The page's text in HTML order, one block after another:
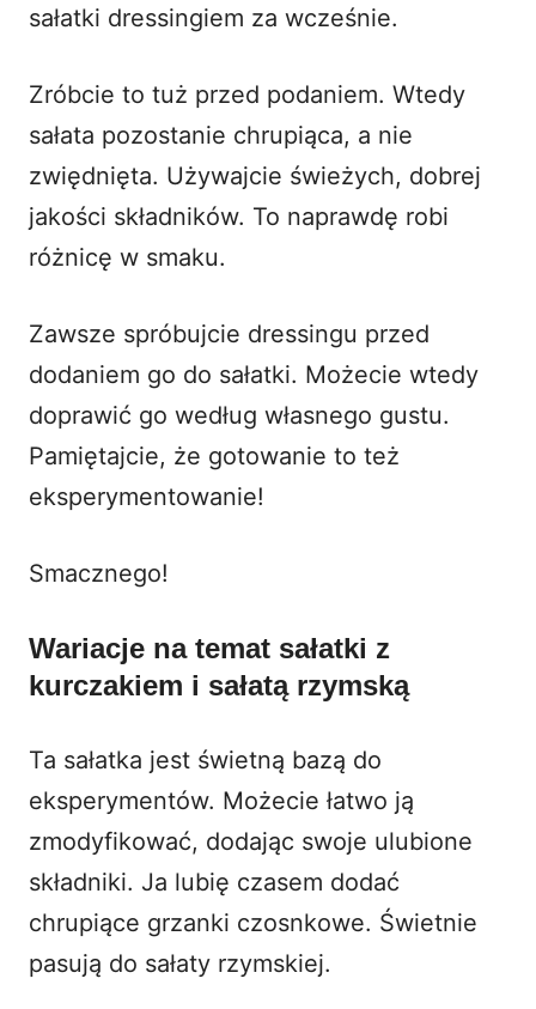
sałatki dressingiem za wcześnie.
Zróbcie to tuż przed podaniem. Wtedy
sałata pozostanie chrupiąca, a nie
zwiędnięta. Używajcie świeżych, dobrej
jakości składników. To naprawdę robi
różnicę w smaku.
Zawsze spróbujcie dressingu przed
dodaniem go do sałatki. Możecie wtedy
doprawić go według własnego gustu.
Pamiętajcie, że gotowanie to też
eksperymentowanie!
Smacznego!
Wariacje na temat sałatki z
kurczakiem i sałatą rzymską
Ta sałatka jest świetną bazą do
eksperymentów. Możecie łatwo ją
zmodyfikować, dodając swoje ulubione
składniki. Ja lubię czasem dodać
chrupiące grzanki czosnkowe. Świetnie
pasują do sałaty rzymskiej.